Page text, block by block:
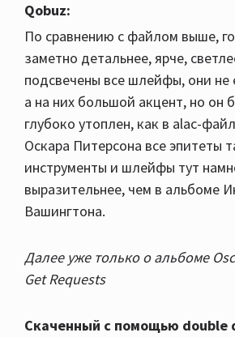
Qobuz:
По сравнению с файлом выше,
заметно детальнее, ярче,
подсвечены все шлейфы, они не
а на них большой акцент, но он
глубоко утоплен, как в alac-
Оскара Питерсона все эпитеты
инструменты и шлейфы тут
выразительнее, чем в альбоме
Вашингтона.
Далее уже только о альбоме
Get Requests
Скаченный с помощью double